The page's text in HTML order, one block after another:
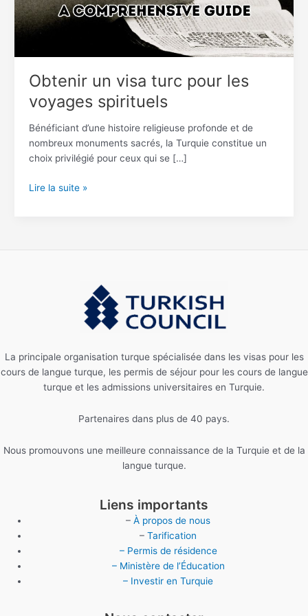
Obtenir un visa turc pour les
voyages spirituels
Bénéficiant d’une histoire religieuse profonde et de
nombreux monuments sacrés, la Turquie constitue un
choix privilégié pour ceux qui se […]
spirituels
Lire la suite »
La principale organisation turque spécialisée dans les visas pour les
cours de langue turque, les permis de séjour pour les cours de langue
turque et les admissions universitaires en Turquie.
Partenaires dans plus de 40 pays.
Nous promouvons une meilleure connaissance de la Turquie et de la
langue turque.
Liens importants
–À propos de nous
–Tarification
– Permis de résidence
– Ministère de l’Éducation
– Investir en Turquie